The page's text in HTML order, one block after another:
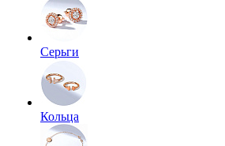
Серьги
Кольца